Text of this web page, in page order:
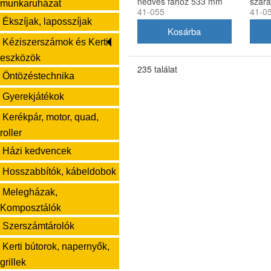
munkaruházat
Ékszíjak, laposszíjak
Kéziszerszámok és Kerti
eszközök
Öntözéstechnika
Gyerekjátékok
Kerékpár, motor, quad,
roller
Házi kedvencek
Hosszabbítók, kábeldobok
Melegházak,
Komposztálók
Szerszámtárolók
Kerti bútorok, napernyők,
grillek
41-055
41-
235 találat